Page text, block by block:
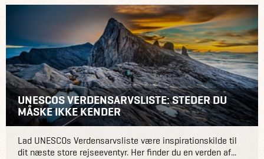
UNESCOS VERDENSARVSLISTE: STEDER DU
MÅSKE IKKE KENDER
Lad UNESCOs Verdensarvsliste være inspirationskilde til
dit næste store rejseeventyr. Her finder du en verden af...